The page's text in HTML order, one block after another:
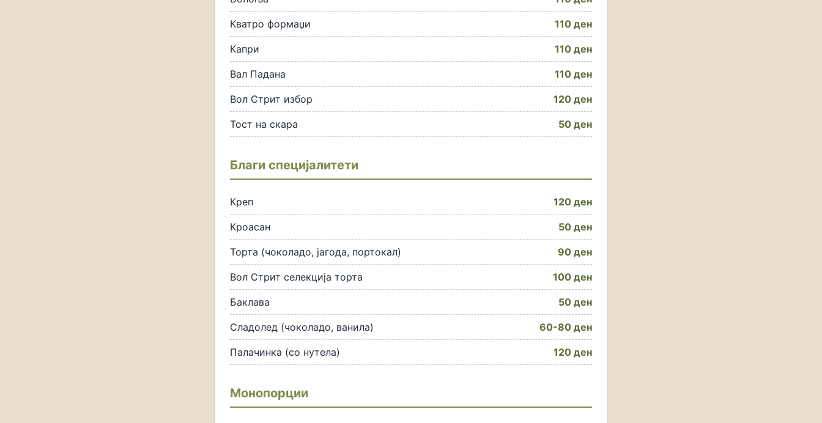
Кватро формаџи 110 ден
Капри 110 ден
Вал Падана 110 ден
Вол Стрит избор 120 ден
Тост на скара 50 ден
Благи специјалитети
Креп 120 ден
Кроасан 50 ден
Торта (чоколадо, јагода, портокал) 90 ден
Вол Стрит селекција торта 100 ден
Баклава 50 ден
Сладолед (чоколадо, ванила) 60-80 ден
Палачинка (со нутела) 120 ден
Монопорции